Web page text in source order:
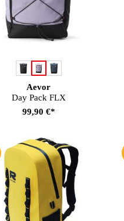
Aevor
Day Pack FLX
Farbe auswählen
99,90 €*